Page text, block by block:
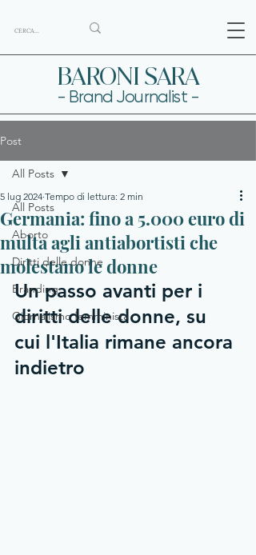
BARONI SARA
- Brand Journalist -
Post
All Posts
Aborto
Diritti delle donne
Branding
Giornalismo femminista
All Posts
Germania: fino a 5.000 euro di
multa agli antiabortisti che
molestano le donne
5 lug 2024 Tempo di lettura: 2 min
Un passo avanti per i
diritti delle donne, su
cui l'Italia rimane ancora
indietro